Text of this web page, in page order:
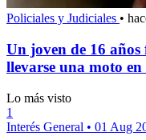
Policiales y Judiciales •
Un joven de 16
llevarse una moto
Lo más visto
1
Interés General • 01 Aug